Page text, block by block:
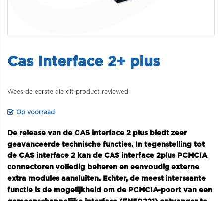
Cas Interface 2+ plus
Wees de eerste die dit product reviewed
Op voorraad
De release van de CAS interface 2 plus biedt zeer
geavanceerde technische functies. In tegenstelling tot
de CAS interface 2 kan de CAS interface 2plus PCMCIA
connectoren volledig beheren en eenvoudig externe
extra modules aansluiten. Echter, de meest interssante
functie is de mogelijkheid om de PCMCIA-poort van een